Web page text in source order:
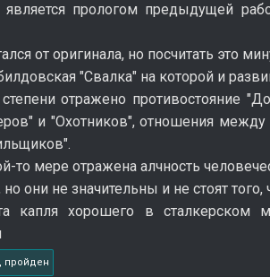
прологом предыдущей
от оригинала, но посчитать это
"Свалка" на которой и
отражено противостояние
и "Охотников", отношения
то мере отражена алчность
они не значительны и не стоят
капля хорошего в сталкерском
пройден